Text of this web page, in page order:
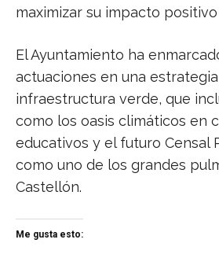
maximizar su impacto
El Ayuntamiento ha
actuaciones en una
infraestructura verde, que
como los oasis climáticos en
educativos y el futuro Censal
como uno de los grandes
Castellón.
Me gusta esto: